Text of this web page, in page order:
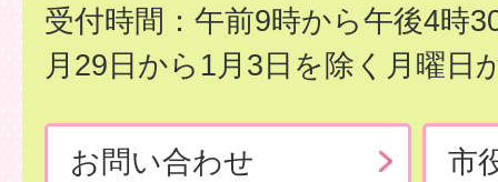
受付時間：午前9時から午後4時
月29日から1月3日を除く月曜日
お問い合わせ 市